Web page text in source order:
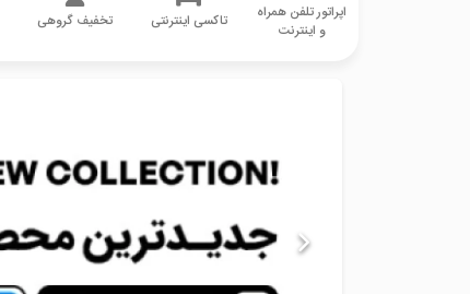
اپراتور تلفن همراه
و اینترنت
تاکسی اینترنتی تخفیف گروهی